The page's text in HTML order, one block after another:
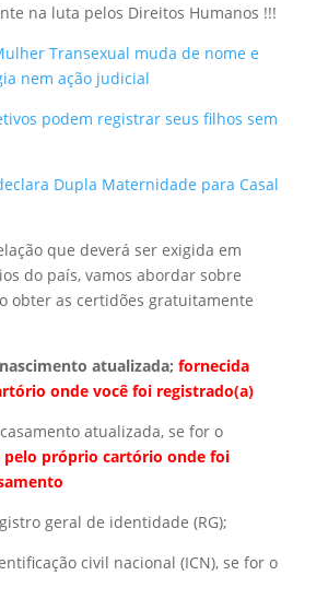
na luta pelos Direitos Humanos !!!
Transexual muda de nome e
nem ação judicial
podem registrar seus filhos sem
Dupla Maternidade para Casal
que deverá ser exigida em
do país, vamos abordar sobre
obter as certidões gratuitamente
atualizada; fornecida
onde você foi registrado(a)
atualizada, se for o
pelo próprio cartório onde foi
geral de identidade (RG);
civil nacional (ICN), se for o